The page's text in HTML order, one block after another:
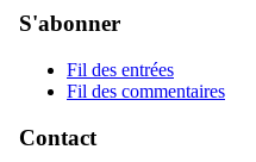
S'abonner
Fil des entrées
Fil des commentaires
Contact